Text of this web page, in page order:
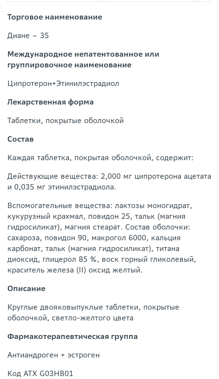
Торговое наименование
Диане – 35
Международное непатентованное или
группировочное наименование
Ципротерон+Этинилэстрадиол
Лекарственная форма
Таблетки, покрытые оболочкой
Состав
Каждая таблетка, покрытая оболочкой, содержит:
Действующие вещества: 2,000 мг ципротерона ацетата
и 0,035 мг этинилэстрадиола.
Вспомогательные вещества: лактозы моногидрат,
кукурузный крахмал, повидон 25, тальк (магния
гидросиликат), магния стеарат. Состав оболочки:
сахароза, повидон 90, макрогол 6000, кальция
карбонат, тальк (магния гидросиликат), титана
диоксид, глицерол 85 %, воск горный гликолевый,
краситель железа (II) оксид желтый.
Описание
Круглые двояковыпуклые таблетки, покрытые
оболочкой, светло-желтого цвета
Фармакотерапевтическая группа
Антиандроген + эстроген
Код АТХ G03HB01